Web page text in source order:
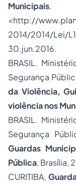
Municipais.
<http://
2014/2014/
30.jun.2016.
BRASIL.
Segurança
da Violência,
violência nos
BRASIL.
Segurança
Guardas
Pública, Brasília,
CURITIBA,